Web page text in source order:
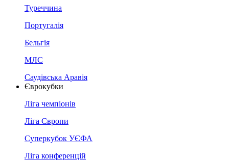
Туреччина
Португалія
Бельгія
МЛС
Саудівська Аравія
Єврокубки
Ліга чемпіонів
Ліга Європи
Суперкубок УЄФА
Ліга конференцій